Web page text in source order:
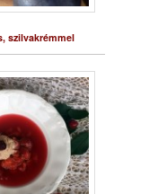
szilvakrémmel